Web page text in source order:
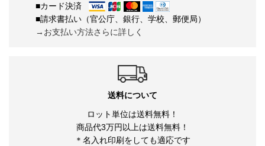
■カード決済
■請求書払い（官公庁、銀行、学校、郵便局）
→お支払い方法さらに詳しく
送料について
ロット単位は送料無料！
商品代3万円以上は送料無料！
＊名入れ印刷をしても適応です